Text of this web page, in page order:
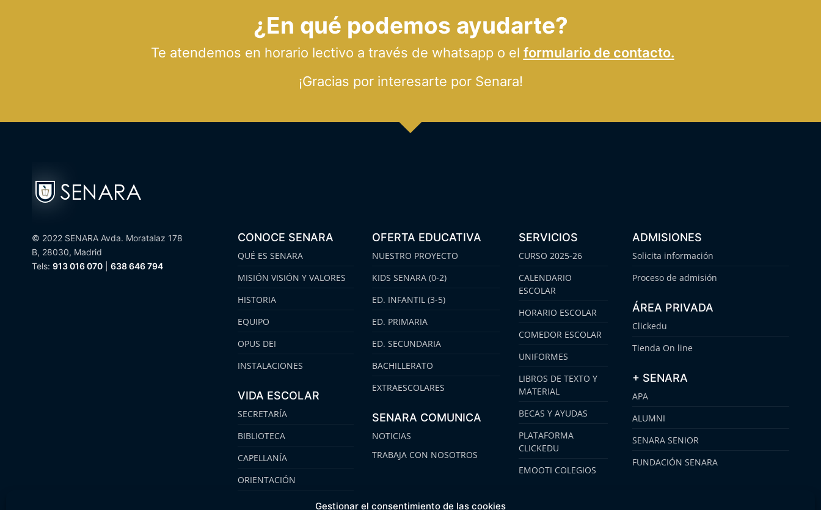
Gestionar el consentimiento de las cookies
¿En qué podemos ayudarte?
Te atendemos en horario lectivo a través de whatsapp o el formulario de contacto.
¡Gracias por interesarte por Senara!
© 2022 SENARA Avda. Moratalaz 178
B, 28030, Madrid
Tels: 913 016 070 638 646 794
CONOCE SENARA
QUÉ ES SENARA
MISIÓN VISIÓN Y VALORES
HISTORIA
EQUIPO
OPUS DEI
INSTALACIONES
VIDA ESCOLAR
SECRETARÍA
BIBLIOTECA
CAPELLANÍA
ORIENTACIÓN
OFERTA EDUCATIVA
NUESTRO PROYECTO
KIDS SENARA (0-2)
ED. INFANTIL (3-5)
ED. PRIMARIA
ED. SECUNDARIA
BACHILLERATO
EXTRAESCOLARES
SENARA COMUNICA
NOTICIAS
TRABAJA CON NOSOTROS
SERVICIOS
CURSO 2025-26
CALENDARIO
ESCOLAR
HORARIO ESCOLAR
COMEDOR ESCOLAR
UNIFORMES
LIBROS DE TEXTO Y
MATERIAL
BECAS Y AYUDAS
PLATAFORMA
CLICKEDU
EMOOTI COLEGIOS
ADMISIONES
Solicita información
Proceso de admisión
ÁREA PRIVADA
Clickedu
Tienda On line
+ SENARA
APA
ALUMNI
SENARA SENIOR
FUNDACIÓN SENARA